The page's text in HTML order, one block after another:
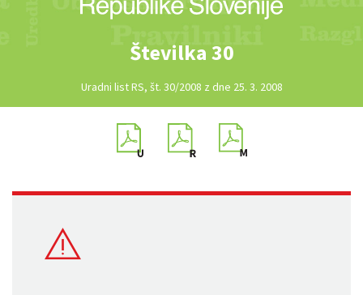
Številka 30
Uradni list RS, št. 30/2008 z dne 25. 3. 2008